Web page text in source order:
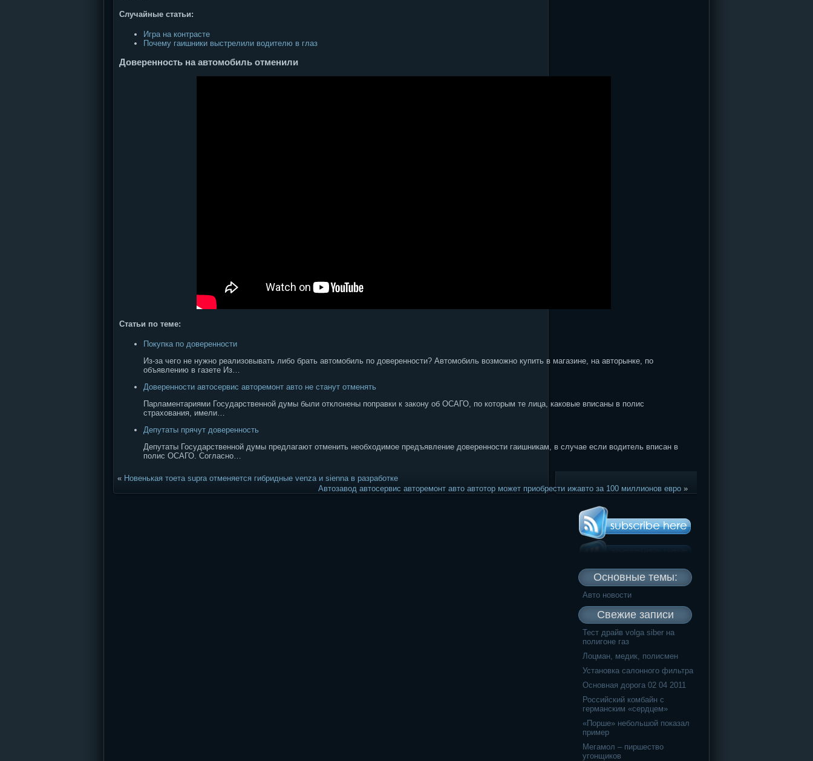
Случайные статьи:
Игра на контрасте
Почему гаишники выстрелили водителю в глаз
Доверенность на автомобиль отменили
Статьи по теме:
Покупка по доверенности
Из-за чего не нужно реализовывать либо брать автомобиль по доверенности? Автомобиль возможно купить в магазине, на авторынке, по
объявлению в газете Из…
Доверенности автосервис авторемонт авто не станут отменять
Парламентариями Государственной думы были отклонены поправки к закону об ОСАГО, по которым те лица, каковые вписаны в полис
страхования, имели…
Депутаты прячут доверенность
Депутаты Государственной думы предлагают отменить необходимое предъявление доверенности гаишникам, в случае если водитель вписан в
полис ОСАГО. Согласно…
« Новенькая тоета supra отменяется гибридные venza и sienna в разработке
Автозавод автосервис авторемонт авто автотор может приобрести ижавто за 100 миллионов евро »
Основные темы:
Авто новости
Свежие записи
Тест драйв volga siber на
полигоне газ
Лоцман, медик, полисмен
Установка салонного фильтра
Основная дорога 02 04 2011
Российский комбайн с
германским «сердцем»
«Порше» небольшой показал
пример
Мегамол – пиршество
угонщиков